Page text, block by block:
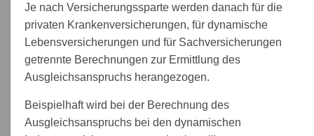
Je nach Versicherungssparte werden danach für die
privaten Krankenversicherungen, für dynamische
Lebensversicherungen und für Sachversicherungen
getrennte Berechnungen zur Ermittlung des
Ausgleichsanspruchs herangezogen.
Beispielhaft wird bei der Berechnung des
Ausgleichsanspruchs bei den dynamischen